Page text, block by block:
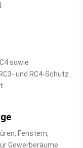
sowie
und RC4-Schutz
Fenstern,
Gewerberäume